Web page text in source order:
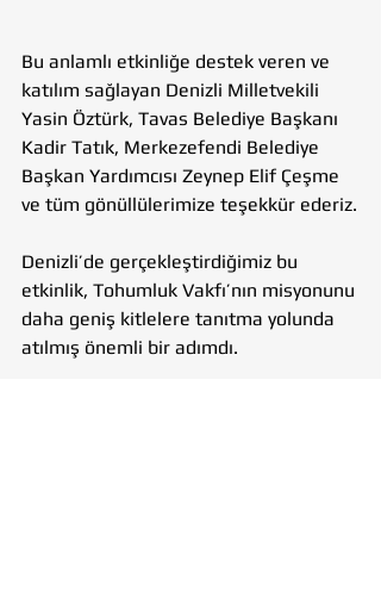
Bu anlamlı etkinliğe destek veren ve
katılım sağlayan Denizli Milletvekili
Yasin Öztürk, Tavas Belediye Başkanı
Kadir Tatık, Merkezefendi Belediye
Başkan Yardımcısı Zeynep Elif Çeşme
ve tüm gönüllülerimize teşekkür ederiz.
Denizli’de gerçekleştirdiğimiz bu
etkinlik, Tohumluk Vakfı’nın misyonunu
daha geniş kitlelere tanıtma yolunda
atılmış önemli bir adımdı.